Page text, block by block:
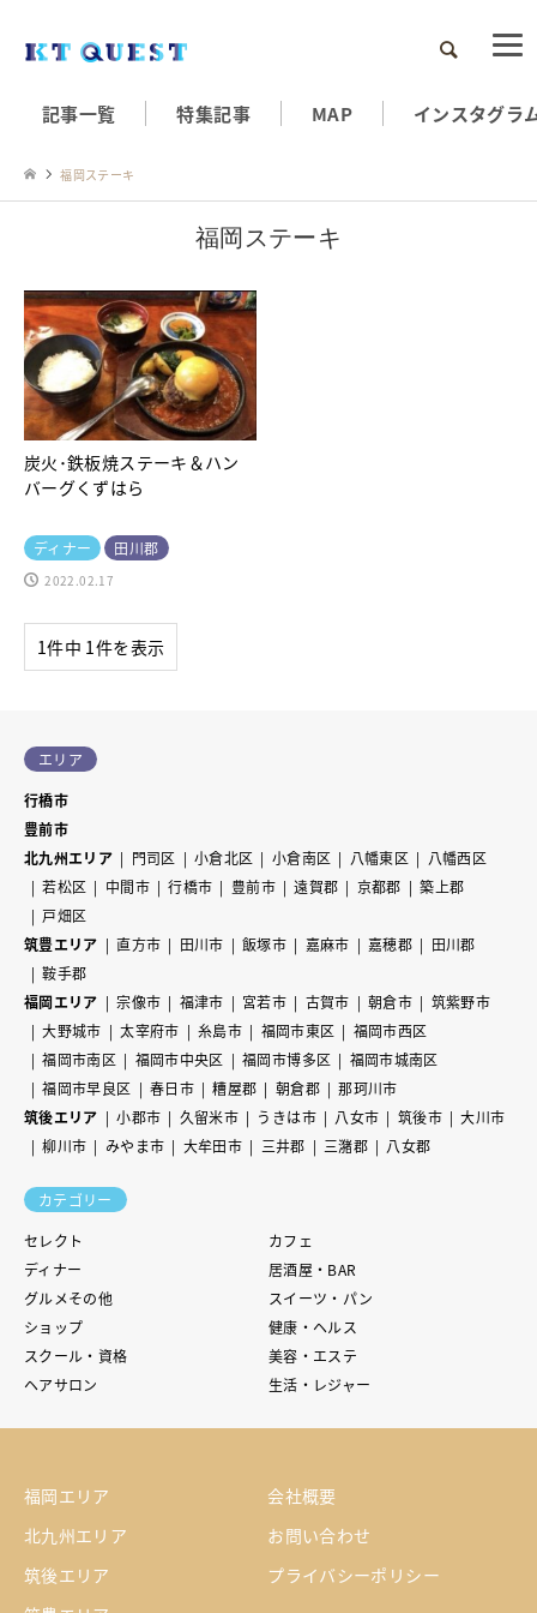
検索
記事一覧 特集記事 MAP インスタグラ
福岡ステーキ
福岡ステーキ
炭火･鉄板焼ステーキ＆ハン
バーグくずはら
ディナー 田川郡
2022.02.17
1件中 1件を表示
エリア
行橋市
豊前市
北九州エリア
門司区 小倉北区 小倉南区 八幡東区
八幡西区
若松区
中間市 行橋市 豊前市 遠賀郡 京都郡
築上郡
戸畑区
筑豊エリア
直方市 田川市 飯塚市 嘉麻市 嘉穂郡
田川郡
鞍手郡
福岡エリア
宗像市 福津市 宮若市 古賀市 朝倉市
筑紫野市
大野城市
太宰府市 糸島市 福岡市東区
福岡市西区
福岡市南区
福岡市中央区 福岡市博多区
福岡市城南区
福岡市早良区
春日市 糟屋郡 朝倉郡
那珂川市
筑後エリア
小郡市 久留米市 うきは市 八女市 筑後市
大川市
柳川市
みやま市 大牟田市 三井郡 三潴郡 八女郡
カテゴリー
セレクト
カフェ
ディナー
居酒屋・BAR
グルメその他
スイーツ・パン
ショップ
健康・ヘルス
スクール・資格
美容・エステ
ヘアサロン
生活・レジャー
福岡エリア
北九州エリア
筑後エリア
会社概要
お問い合わせ
プライバシーポリシー